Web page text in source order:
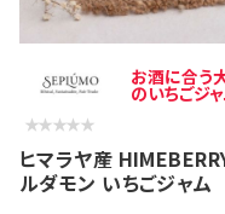
お酒に合う
のいちごジ
ヒマラヤ産
ルダモン いちごジャム